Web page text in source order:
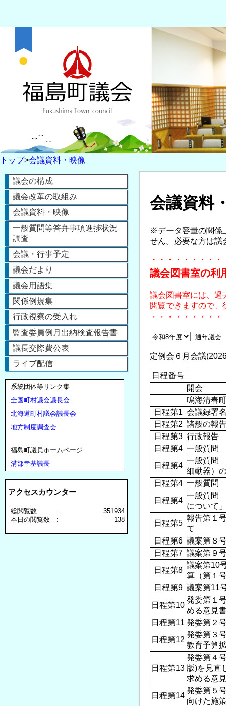
トップ>会議資料・映像
議会の構成
議会改革の取組み
会議資料・映像
一般質問等答弁事項進捗状況
調査
会議・行事予定
議会だより
議会用語集
関係例規集
行政視察の受入れ
監査委員例月出納検査報告書
議長交際費公表
ライブ配信
系統団体等リンク集
全国町村議会議長会
北海道町村議会議長会
地方制度調査会
福島町議員ホームページ
溝部幸基議長
アクセスカウンター
351934
総閲覧数 :
138
本日の閲覧数 :
会議資料
※データ容量の関係
せん。必要な方は議
・・・・・・・・
議会図書室の利
議会図書室には、過
閲覧できますので、
・・・・・・・・
定例会６月会議
日程番号
開会
鳴海清春
日程第1 会議録署
日程第2 諸般の報
日程第3 行政報告
日程第4 一般質問
日程第4
一般質問
細動器）
日程第4 一般質問
日程第4
一般質問
について
日程第5
報告第１
て
日程第6 議案第８
日程第7 議案第９
日程第8
議案第10
算（第１
日程第9 議案第11
日程第10
発委第１
める意見
日程第11 発委第２
日程第12
発委第３
教育予算
日程第13
発委第４
版)を見直
求める意
日程第14
発委第５
向けた施